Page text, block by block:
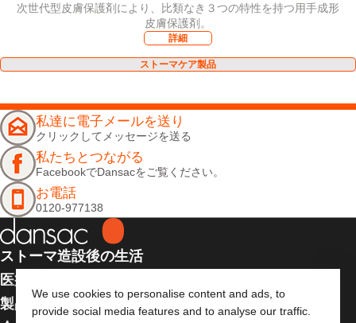
We use cookies to personalise content and ads, to
provide social media features and to analyse our traffic.
次世代型皮膚保護剤により、比類なき３つの特性を持つ用手成形
皮膚保護剤。
詳細
ストーマケア製品
私達に電子メールを送り
クリックしてメッセージを送る
私たちとつながる
FacebookでDansacをご覧ください。
お電話
0120-977138
ストーマ造設後の生活
医療従事者向け情報
製品